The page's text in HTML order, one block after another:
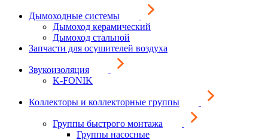
Дымоходные системы
Дымоход керамический
Дымоход стальной
Запчасти для осушителей воздуха
Звукоизоляция
K-FONIK
Коллекторы и коллекторные группы
Группы быстрого монтажа
Группы насосные